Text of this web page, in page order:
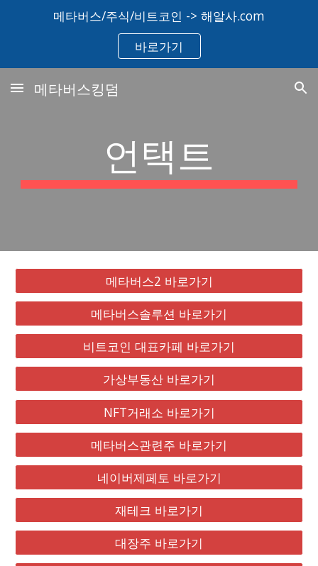
Skip to main content Skip to navigation
메타버스/주식/비트코인 -> 해알사.com
바로가기
메타버스킹덤
언택트
메타버스2 바로가기
메타버스솔루션 바로가기
비트코인 대표카페 바로가기
가상부동산 바로가기
NFT거래소 바로가기
메타버스관련주 바로가기
네이버제페토 바로가기
재테크 바로가기
대장주 바로가기